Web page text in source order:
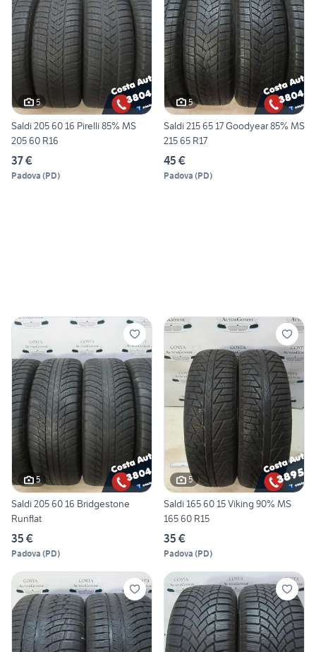
5
Saldi 205 60 16 Pirelli 85% MS
205 60 R16
37 €
Padova (PD)
5
Saldi 215 65 17 Goodyear 85% MS
215 65 R17
45 €
Padova (PD)
5
Saldi 205 60 16 Bridgestone
Runflat
35 €
Padova (PD)
5
Saldi 165 60 15 Viking 90% MS
165 60 R15
35 €
Padova (PD)